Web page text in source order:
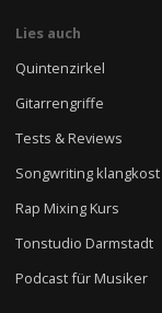
Lies auch
Quintenzirkel
Gitarrengriffe
Tests & Reviews
Songwriting klangkost
Rap Mixing Kurs
Tonstudio Darmstadt
Podcast für Musiker